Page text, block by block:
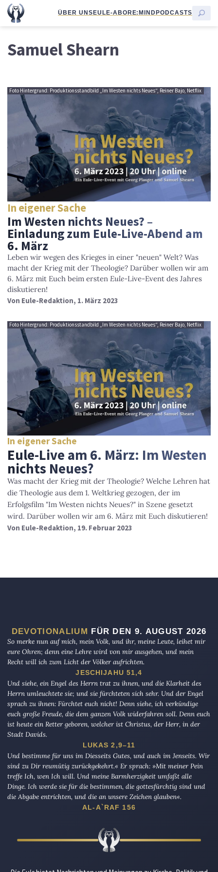
ÜBER UNSEULE-ABORE:MINDPODCASTS
Samuel Shearn
Foto Hintergrund: Produktionsstandbild „Im Westen nichts Neues“, Reiner Bajo, Netflix
In eigener Sache
Im Westen nichts Neues? –
Einladung zum Eule-Live-Abend am
6. März
Leben wir wegen des Krieges in einer "neuen" Welt? Was
macht der Krieg mit der Theologie? Darüber wollen wir am
6. März mit Euch beim ersten Eule-Live-Event des Jahres
diskutieren!
Von Eule-Redaktion, 1. März 2023
Foto Hintergrund: Produktionsstandbild „Im Westen nichts Neues“, Reiner Bajo, Netflix
In eigener Sache
Eule-Live am 6. März: Im Westen
nichts Neues?
Was macht der Krieg mit der Theologie? Welche Lehren hat
die Theologie aus dem 1. Weltkrieg gezogen, der im
Erfolgsfilm "Im Westen nichts Neues?" in Szene gesetzt
wird. Darüber wollen wir am 6. März mit Euch diskutieren!
Von Eule-Redaktion, 19. Februar 2023
DEVOTIONALIUM FÜR DEN 9. AUGUST 2026
So merke nun auf mich, mein Volk, und ihr, meine Leute, leihet mir
eure Ohren; denn eine Lehre wird von mir ausgehen, und mein
Recht will ich zum Licht der Völker aufrichten.
JESCHIJAHU 51,4
Und siehe, ein Engel des Herrn trat zu ihnen, und die Klarheit des
Herrn umleuchtete sie; und sie fürchteten sich sehr. Und der Engel
sprach zu ihnen: Fürchtet euch nicht! Denn siehe, ich verkündige
euch große Freude, die dem ganzen Volk widerfahren soll. Denn euch
ist heute ein Retter geboren, welcher ist Christus, der Herr, in der
Stadt Davids.
LUKAS 2,9–11
Und bestimme für uns im Diesseits Gutes, und auch im Jenseits. Wir
sind zu Dir reumütig zurückgekehrt.« Er sprach: »Mit meiner Pein
treffe Ich, wen Ich will. Und meine Barmherzigkeit umfaßt alle
Dinge. Ich werde sie für die bestimmen, die gottesfürchtig sind und
die Abgabe entrichten, und die an unsere Zeichen glauben«.
AL-A`RAF 156